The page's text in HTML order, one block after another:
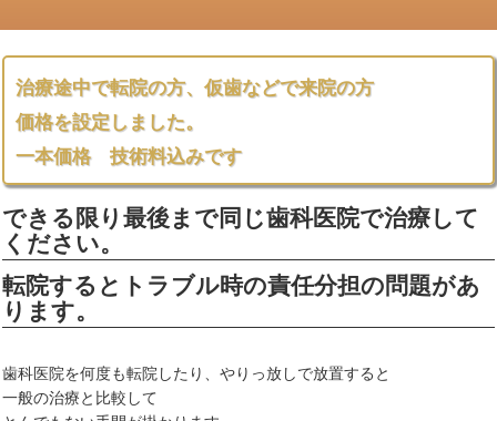
治療途中で転院の方、仮歯などで来院の方
価格を設定しました。
一本価格 技術料込みです
できる限り最後まで同じ歯科医院で治療して
ください。
転院するとトラブル時の責任分担の問題があ
ります。
歯科医院を何度も転院したり、やりっ放しで放置すると
一般の治療と比較して